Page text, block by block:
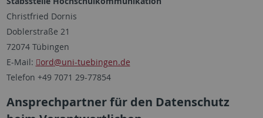
Christfried Dornis
Doblerstraße 21
72074 Tübingen
E-Mail:
ord@uni-tuebingen.de
Telefon +49 7071 29-77854
Ansprechpartner für den Datenschutz